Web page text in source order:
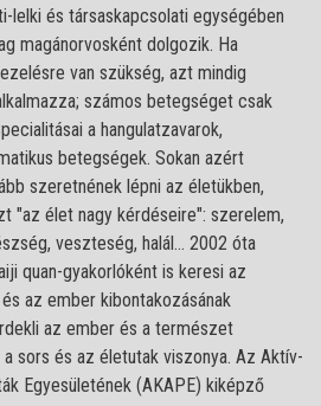
lelki és társaskapcsolati egységében
magánorvosként dolgozik. Ha
van szükség, azt mindig
számos betegséget csak
a hangulatzavarok,
betegségek. Sokan azért
szeretnének lépni az életükben,
"az élet nagy kérdéseire": szerelem,
veszteség, halál… 2002 óta
quan-gyakorlóként is keresi az
az ember kibontakozásának
az ember és a természet
a sors és az életutak viszonya. Az Aktív-
Egyesületének (AKAPE) kiképző